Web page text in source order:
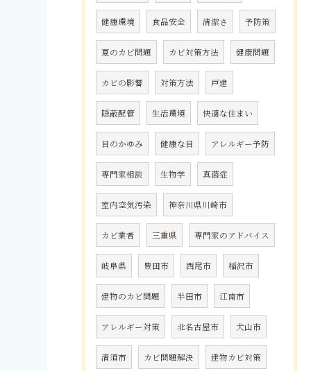
健康環境 食品安全 清潔さ 予防策
夏のカビ問題 カビ対策方法 健康問題
カビの影響 対策方法 戸建
隠蔽配管 生活環境 快適な住まい
目のかゆみ 健康な目 アレルギー予防
専門家相談 生物学 真菌症
室内空気汚染 神奈川県川崎市
カビ業者 三重県 専門家のアドバイス
岐阜県 豊田市 西尾市 稲沢市
建物のカビ問題 半田市 江南市
アレルギー対策 北名古屋市 犬山市
清須市 カビ問題解決 建物カビ対策